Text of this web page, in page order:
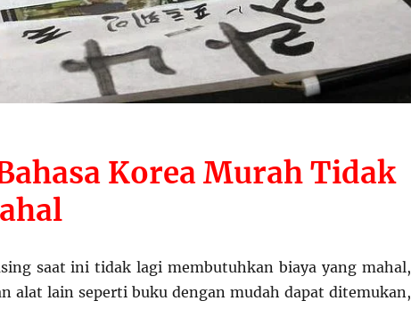
Korea Murah Tidak
saat ini tidak lagi membutuhkan biaya yang mahal,
alat lain seperti buku dengan mudah dapat ditemukan,